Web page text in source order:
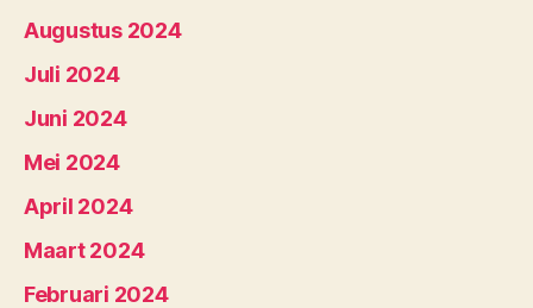
Augustus 2024
Juli 2024
Juni 2024
Mei 2024
April 2024
Maart 2024
Februari 2024